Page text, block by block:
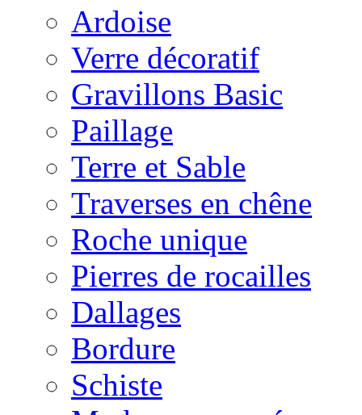
Ardoise
Verre décoratif
Gravillons Basic
Paillage
Terre et Sable
Traverses en chêne
Roche unique
Pierres de rocailles
Dallages
Bordure
Schiste